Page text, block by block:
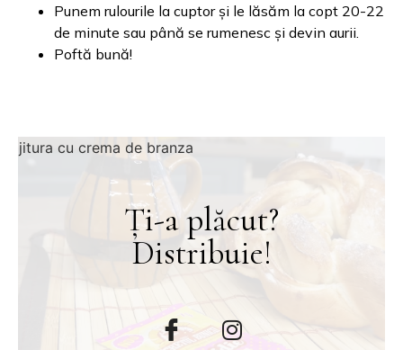
Punem rulourile la cuptor și le lăsăm la copt 20-22
de minute sau până se rumenesc și devin aurii.
Poftă bună!
Ți-a plăcut?
Distribuie!